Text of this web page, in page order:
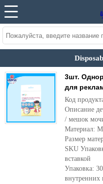
3шт.
для
Код
Описание
/ мешок
Материал:
Размер
SKU
вставкой
Упаковка:
внутренних